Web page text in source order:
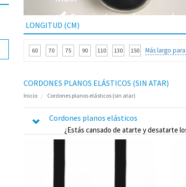
Convierte cualquier
nudos
LONGITUD (CM)
60 70 75 90 110 130 150 175 200
Más largo
CORDONES PLANOS ELÁSTICOS (SIN ATAR)
Inicio Cordones planos elásticos (sin atar)
Cordones planos elásticos
¿Estás cansado de atarte y desatarte
mencionar las molestias que causan
planos elásticos y no volverás a atarte los
instante, se usan sin los antiestéticos
arrepentirás de